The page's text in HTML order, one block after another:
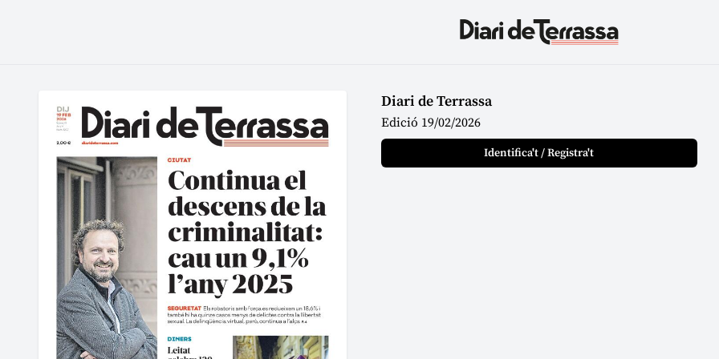
Diari de Terrassa
Edició 19/02/2026
Identifica't / Registra't